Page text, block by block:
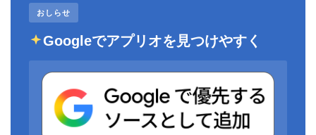
おしらせ
Googleでアプリオを見つけやすく